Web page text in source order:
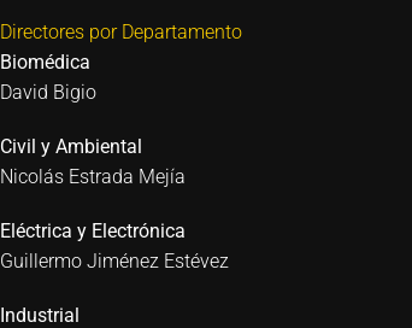
Directores por Departamento
Biomédica
David Bigio
Civil y Ambiental
Nicolás Estrada Mejía
Eléctrica y Electrónica
Guillermo Jiménez Estévez
Industrial